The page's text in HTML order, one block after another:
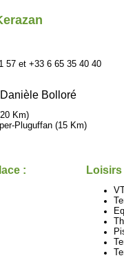
57 et +33 6 65 35 40 40
Bolloré
Km)
Pluguffan (15 Km)
: